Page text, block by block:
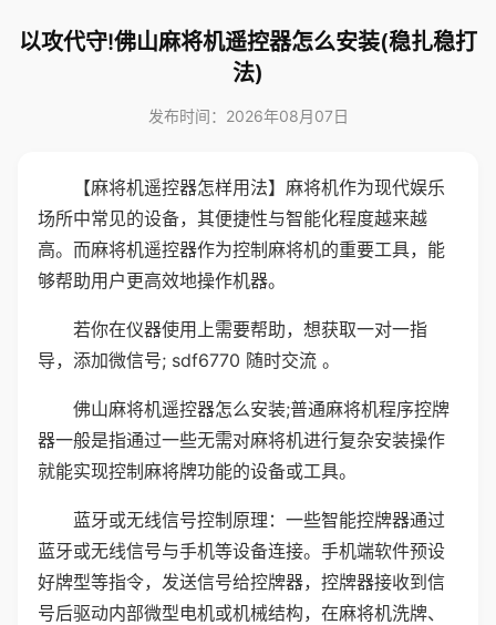
以攻代守!佛山麻将机遥控器怎么安装(稳扎稳打
法)
发布时间：2026年08月07日
【麻将机遥控器怎样用法】麻将机作为现代娱乐
场所中常见的设备，其便捷性与智能化程度越来越
高。而麻将机遥控器作为控制麻将机的重要工具，能
够帮助用户更高效地操作机器。
若你在仪器使用上需要帮助，想获取一对一指
导，添加微信号; sdf6770 随时交流 。
佛山麻将机遥控器怎么安装;普通麻将机程序控牌
器一般是指通过一些无需对麻将机进行复杂安装操作
就能实现控制麻将牌功能的设备或工具。
蓝牙或无线信号控制原理：一些智能控牌器通过
蓝牙或无线信号与手机等设备连接。手机端软件预设
好牌型等指令，发送信号给控牌器，控牌器接收到信
号后驱动内部微型电机或机械结构，在麻将机洗牌、